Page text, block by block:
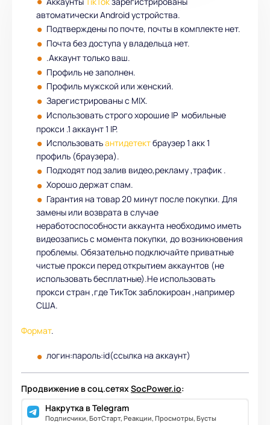
автоматически Android устройства.
Подтверждены по почте, почты в комплекте нет.
Почта без доступа у владельца нет.
.Аккаунт только ваш.
Профиль не заполнен.
Профиль мужской или женский.
Зарегистрированы с MIX.
Использовать строго хорошие IP мобильные
прокси .1 аккаунт 1 IP.
Использоватьантидетектбраузер 1 акк 1
профиль (браузера).
Подходят под залив видео,рекламу ,трафик .
Хорошо держат спам.
Гарантия на товар 20 минут после покупки. Для
замены или возврата в случае
неработоспособности аккаунта необходимо иметь
видеозапись с момента покупки, до возникновения
проблемы. Обязательно подключайте приватные
чистые прокси перед открытием аккаунтов (не
использовать бесплатные).Не использовать
прокси стран ,где ТикТок заблокироан ,например
США.
Формат.
логин:пароль:id(ссылка на аккаунт)
Продвижение в соц.сетяхSocPower.io:
Накрутка в Telegram
Подписчики, БотСтарт, Реакции, Просмотры, Бусты